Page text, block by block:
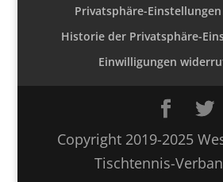
Privatsphäre-
Historie der Privatsphäre-
Einwilligungen
Copyright 2019-2025
Tischtennis-